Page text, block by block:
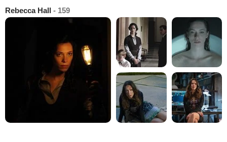
Rebecca Hall - 159